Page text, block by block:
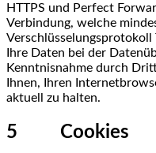
HTTPS und Perfect
Verbindung, welche
Verschlüsselungsprotokoll
Ihre Daten bei der
Kenntnisnahme durch
Ihnen, Ihren
aktuell zu halten.
5 Cookies